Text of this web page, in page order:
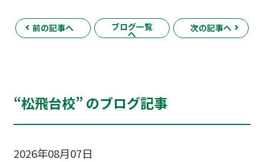
前の記事へ ブログ一覧
へ
次の記事へ
“松飛台校” のブログ記事
2026年08月07日